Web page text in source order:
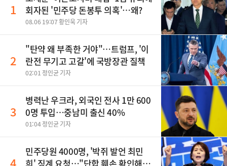
1
회자된 '민주당 돈봉투 의혹'…왜?
08.06 19:07 황인욱 기자
2
"탄약 왜 부족한 거야"…트럼프, '이
란전 무기고 고갈'에 국방장관 질책
02:01 정인균 기자
3
병력난 우크라, 외국인 전사 1만 600
0명 투입…중남미 출신 40%
01:04 정인균 기자
4
민주당원 4000명, '박쥐 발언 최민
희' 징계 요청…"단합 훼손 확인해